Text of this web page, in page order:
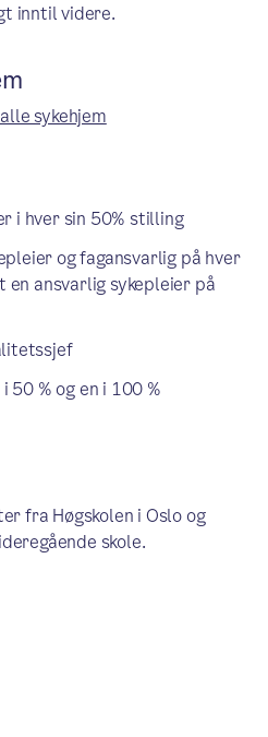
inntil videre.
sykehjem
i hver sin 50% stilling
og fagansvarlig på hver
ansvarlig sykepleier på
50 % og en i 100 %
fra Høgskolen i Oslo og
skole.